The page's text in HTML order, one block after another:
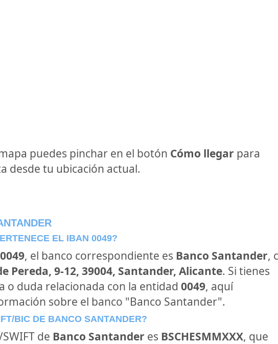
puedes pinchar en el botón Cómo llegar para
desde tu ubicación actual.
EL IBAN 0049?
0049, el banco correspondiente es Banco Santander,
Pereda, 9-12, 39004, Santander, Alicante. Si tienes
o duda relacionada con la entidad 0049, aquí
sobre el banco "Banco Santander".
BIC DE BANCO SANTANDER?
de Banco Santander es BSCHESMMXXX, que